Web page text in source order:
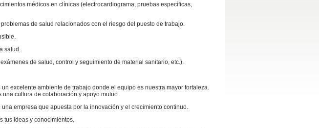
médicos en clínicas (electrocardiograma, pruebas específicas,
de salud relacionados con el riesgo del puesto de trabajo.
salud.
de salud, control y seguimiento de material sanitario, etc.).
excelente ambiente de trabajo donde el equipo es nuestra mayor fortaleza.
cultura de colaboración y apoyo mutuo.
empresa que apuesta por la innovación y el crecimiento continuo.
tus ideas y conocimientos.